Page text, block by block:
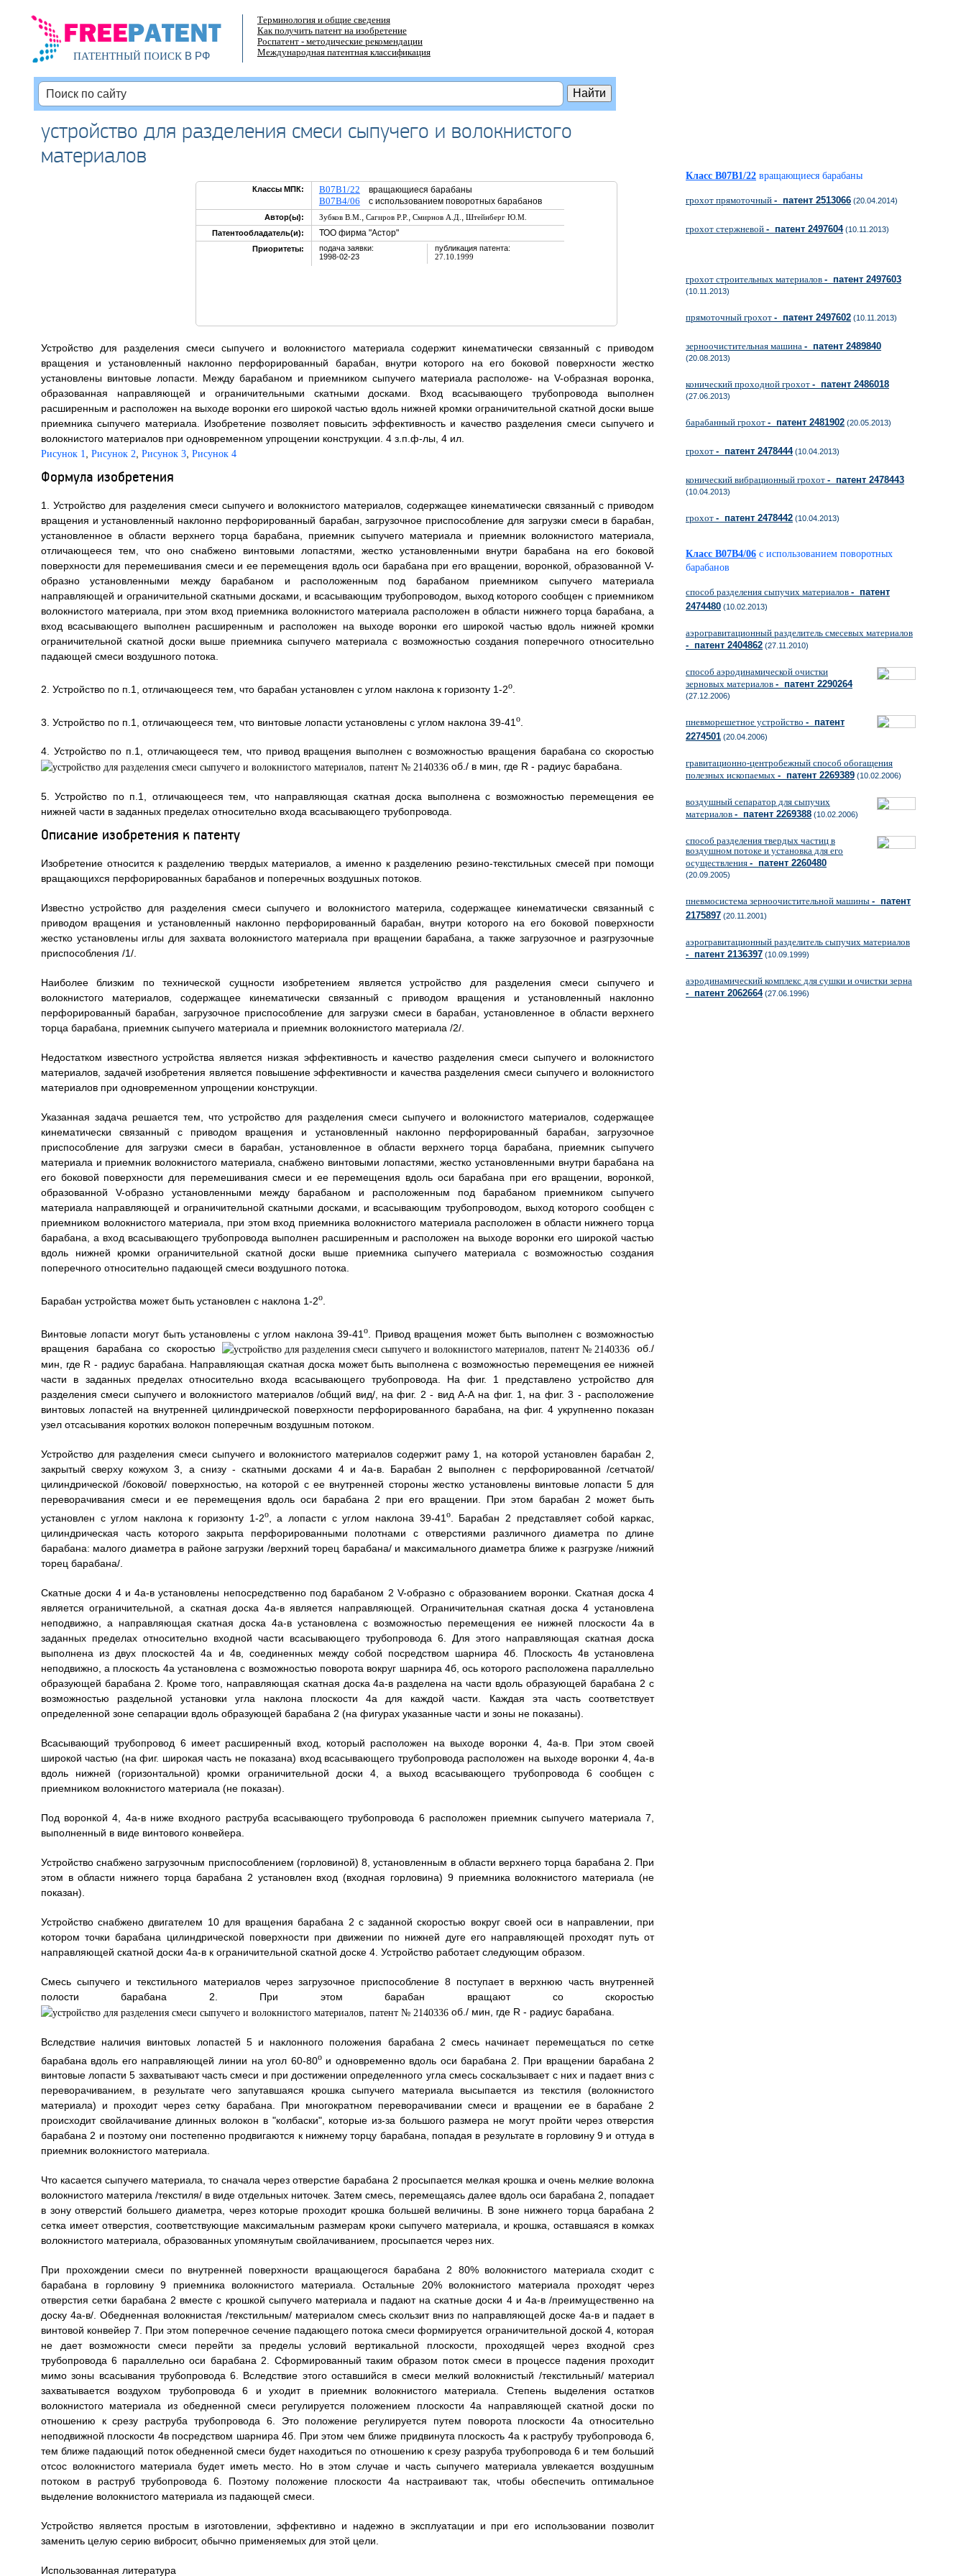
ПАТЕНТНЫЙ ПОИСКВ РФ
Терминология и общие сведения
Как получить патент на изобретение
Роспатент - методические рекомендации
Международная патентная классификация
устройство для разделения смеси сыпучего и волокнистого
материалов
Классы МПК: B07B1/22 вращающиеся барабаны
B07B4/06 с использованием поворотных барабанов
Автор(ы): Зубков В.М. , Сагиров Р.Р. , Смирнов А.Д. , Штейнберг Ю.М.
Патентообладатель(и):
ТОО фирма "Астор"
Приоритеты:
подача заявки:
1998-02-23
публикация патента:
27.10.1999
Устройство для разделения смеси сыпучего и волокнистого материала содержит кинематически связанный с приводом
вращения и установленный наклонно перфорированный барабан, внутри которого на его боковой поверхности жестко
установлены винтовые лопасти. Между барабаном и приемником сыпучего материала расположе- на V-образная воронка,
образованная направляющей и ограничительными скатными досками. Вход всасывающего трубопровода выполнен
расширенным и расположен на выходе воронки его широкой частью вдоль нижней кромки ограничительной скатной доски выше
приемника сыпучего материала. Изобретение позволяет повысить эффективность и качество разделения смеси сыпучего и
волокнистого материалов при одновременном упрощении конструкции. 4 з.п.ф-лы, 4 ил.
Рисунок 1 Рисунок 2 Рисунок 3, Рисунок 4
Формула изобретения
1. Устройство для разделения смеси сыпучего и волокнистого материалов, содержащее кинематически связанный с приводом
вращения и установленный наклонно перфорированный барабан, загрузочное приспособление для загрузки смеси в барабан,
установленное в области верхнего торца барабана, приемник сыпучего материала и приемник волокнистого материала,
отличающееся тем, что оно снабжено винтовыми лопастями, жестко установленными внутри барабана на его боковой
поверхности для перемешивания смеси и ее перемещения вдоль оси барабана при его вращении, воронкой, образованной V-
образно установленными между барабаном и расположенным под барабаном приемником сыпучего материала
направляющей и ограничительной скатными досками, и всасывающим трубопроводом, выход которого сообщен с приемником
волокнистого материала, при этом вход приемника волокнистого материала расположен в области нижнего торца барабана, а
вход всасывающего выполнен расширенным и расположен на выходе воронки его широкой частью вдоль нижней кромки
ограничительной скатной доски выше приемника сыпучего материала с возможностью создания поперечного относительно
падающей смеси воздушного потока.
2. Устройство по п.1, отличающееся тем, что барабан установлен с углом наклона к горизонту 1-2o.
3. Устройство по п.1, отличающееся тем, что винтовые лопасти установлены с углом наклона 39-41 o.
4. Устройство по п.1, отличающееся тем, что привод вращения выполнен с возможностью вращения барабана со скоростью
об./ в мин, где R - радиус барабана.
5. Устройство по п.1, отличающееся тем, что направляющая скатная доска выполнена с возможностью перемещения ее
нижней части в заданных пределах относительно входа всасывающего трубопровода.
Описание изобретения к патенту
Изобретение относится к разделению твердых материалов, а именно к разделению резино-текстильных смесей при помощи
вращающихся перфорированных барабанов и поперечных воздушных потоков.
Известно устройство для разделения смеси сыпучего и волокнистого материла, содержащее кинематически связанный с
приводом вращения и установленный наклонно перфорированный барабан, внутри которого на его боковой поверхности
жестко установлены иглы для захвата волокнистого материала при вращении барабана, а также загрузочное и разгрузочные
приспособления /1/.
Наиболее близким по технической сущности изобретением является устройство для разделения смеси сыпучего и
волокнистого материалов, содержащее кинематически связанный с приводом вращения и установленный наклонно
перфорированный барабан, загрузочное приспособление для загрузки смеси в барабан, установленное в области верхнего
торца барабана, приемник сыпучего материала и приемник волокнистого материала /2/.
Недостатком известного устройства является низкая эффективность и качество разделения смеси сыпучего и волокнистого
материалов, задачей изобретения является повышение эффективности и качества разделения смеси сыпучего и волокнистого
материалов при одновременном упрощении конструкции.
Указанная задача решается тем, что устройство для разделения смеси сыпучего и волокнистого материалов, содержащее
кинематически связанный с приводом вращения и установленный наклонно перфорированный барабан, загрузочное
приспособление для загрузки смеси в барабан, установленное в области верхнего торца барабана, приемник сыпучего
материала и приемник волокнистого материала, снабжено винтовыми лопастями, жестко установленными внутри барабана на
его боковой поверхности для перемешивания смеси и ее перемещения вдоль оси барабана при его вращении, воронкой,
образованной V-образно установленными между барабаном и расположенным под барабаном приемником сыпучего
материала направляющей и ограничительной скатными досками, и всасывающим трубопроводом, выход которого сообщен с
приемником волокнистого материала, при этом вход приемника волокнистого материала расположен в области нижнего торца
барабана, а вход всасывающего трубопровода выполнен расширенным и расположен на выходе воронки его широкой частью
вдоль нижней кромки ограничительной скатной доски выше приемника сыпучего материала с возможностью создания
поперечного относительно падающей смеси воздушного потока.
Барабан устройства может быть установлен с наклона 1-2o.
Винтовые лопасти могут быть установлены с углом наклона 39-41o
. Привод вращения может быть выполнен с возможностью
вращения барабана со скоростью
об./
мин, где R - радиус барабана. Направляющая скатная доска может быть выполнена с возможностью перемещения ее нижней
части в заданных пределах относительно входа всасывающего трубопровода. На фиг. 1 представлено устройство для
разделения смеси сыпучего и волокнистого материалов /общий вид/, на фиг. 2 - вид А-А на фиг. 1, на фиг. 3 - расположение
винтовых лопастей на внутренней цилиндрической поверхности перфорированного барабана, на фиг. 4 укрупненно показан
узел отсасывания коротких волокон поперечным воздушным потоком.
Устройство для разделения смеси сыпучего и волокнистого материалов содержит раму 1, на которой установлен барабан 2,
закрытый сверху кожухом 3, а снизу - скатными досками 4 и 4a-в. Барабан 2 выполнен с перфорированной /сетчатой/
цилиндрической /боковой/ поверхностью, на которой с ее внутренней стороны жестко установлены винтовые лопасти 5 для
переворачивания смеси и ее перемещения вдоль оси барабана 2 при его вращении. При этом барабан 2 может быть
установлен с углом наклона к горизонту 1-2o, а лопасти с углом наклона 39-41 o. Барабан 2 представляет собой каркас,
цилиндрическая часть которого закрыта перфорированными полотнами с отверстиями различного диаметра по длине
барабана: малого диаметра в районе загрузки /верхний торец барабана/ и максимального диаметра ближе к разгрузке /нижний
торец барабана/.
Скатные доски 4 и 4а-в установлены непосредственно под барабаном 2 V-образно с образованием воронки. Скатная доска 4
является ограничительной, а скатная доска 4а-в является направляющей. Ограничительная скатная доска 4 установлена
неподвижно, а направляющая скатная доска 4а-в установлена с возможностью перемещения ее нижней плоскости 4a в
заданных пределах относительно входной части всасывающего трубопровода 6. Для этого направляющая скатная доска
выполнена из двух плоскостей 4a и 4в, соединенных между собой посредством шарнира 4б. Плоскость 4в установлена
неподвижно, а плоскость 4a установлена с возможностью поворота вокруг шарнира 4б, ось которого расположена параллельно
образующей барабана 2. Кроме того, направляющая скатная доска 4а-в разделена на части вдоль образующей барабана 2 с
возможностью раздельной установки угла наклона плоскости 4a для каждой части. Каждая эта часть соответствует
определенной зоне сепарации вдоль образующей барабана 2 (на фигурах указанные части и зоны не показаны).
Всасывающий трубопровод 6 имеет расширенный вход, который расположен на выходе воронки 4, 4а-в. При этом своей
широкой частью (на фиг. широкая часть не показана) вход всасывающего трубопровода расположен на выходе воронки 4, 4а-в
вдоль нижней (горизонтальной) кромки ограничительной доски 4, а выход всасывающего трубопровода 6 сообщен с
приемником волокнистого материала (не показан).
Под воронкой 4, 4а-в ниже входного раструба всасывающего трубопровода 6 расположен приемник сыпучего материала 7,
выполненный в виде винтового конвейера.
Устройство снабжено загрузочным приспособлением (горловиной) 8, установленным в области верхнего торца барабана 2. При
этом в области нижнего торца барабана 2 установлен вход (входная горловина) 9 приемника волокнистого материала (не
показан).
Устройство снабжено двигателем 10 для вращения барабана 2 с заданной скоростью вокруг своей оси в направлении, при
котором точки барабана цилиндрической поверхности при движении по нижней дуге его направляющей проходят путь от
направляющей скатной доски 4a-в к ограничительной скатной доске 4. Устройство работает следующим образом.
Смесь сыпучего и текстильного материалов через загрузочное приспособление 8 поступает в верхнюю часть внутренней
полости барабана 2. При этом барабан вращают со скоростью
об./ мин, где R - радиус барабана.
Вследствие наличия винтовых лопастей 5 и наклонного положения барабана 2 смесь начинает перемещаться по сетке
барабана вдоль его направляющей линии на угол 60-80oи одновременно вдоль оси барабана 2. При вращении барабана 2
винтовые лопасти 5 захватывают часть смеси и при достижении определенного угла смесь соскальзывает с них и падает вниз с
переворачиванием, в результате чего запутавшаяся крошка сыпучего материала высыпается из текстиля (волокнистого
материала) и проходит через сетку барабана. При многократном переворачивании смеси и вращении ее в барабане 2
происходит свойлачивание длинных волокон в "колбаски", которые из-за большого размера не могут пройти через отверстия
барабана 2 и поэтому они постепенно продвигаются к нижнему торцу барабана, попадая в результате в горловину 9 и оттуда в
приемник волокнистого материала.
Что касается сыпучего материала, то сначала через отверстие барабана 2 просыпается мелкая крошка и очень мелкие волокна
волокнистого материла /текстиля/ в виде отдельных ниточек. Затем смесь, перемещаясь далее вдоль оси барабана 2, попадает
в зону отверстий большего диаметра, через которые проходит крошка большей величины. В зоне нижнего торца барабана 2
сетка имеет отверстия, соответствующие максимальным размерам кроки сыпучего материала, и крошка, оставшаяся в комках
волокнистого материала, образованных упомянутым свойлачиванием, просыпается через них.
При прохождении смеси по внутренней поверхности вращающегося барабана 2 80% волокнистого материала сходит с
барабана в горловину 9 приемника волокнистого материала. Остальные 20% волокнистого материала проходят через
отверстия сетки барабана 2 вместе с крошкой сыпучего материала и падают на скатные доски 4 и 4а-в /преимущественно на
доску 4а-в/. Обедненная волокнистая /текстильным/ материалом смесь скользит вниз по направляющей доске 4а-в и падает в
винтовой конвейер 7. При этом поперечное сечение падающего потока смеси формируется ограничительной доской 4, которая
не дает возможности смеси перейти за пределы условий вертикальной плоскости, проходящей через входной срез
трубопровода 6 параллельно оси барабана 2. Сформированный таким образом поток смеси в процессе падения проходит
мимо зоны всасывания трубопровода 6. Вследствие этого оставшийся в смеси мелкий волокнистый /текстильный/ материал
захватывается воздухом трубопровода 6 и уходит в приемник волокнистого материала. Степень выделения остатков
волокнистого материала из обедненной смеси регулируется положением плоскости 4а направляющей скатной доски по
отношению к срезу раструба трубопровода 6. Это положение регулируется путем поворота плоскости 4а относительно
неподвижной плоскости 4в посредством шарнира 4б. При этом чем ближе придвинута плоскость 4а к раструбу трубопровода 6,
тем ближе падающий поток обедненной смеси будет находиться по отношению к срезу разруба трубопровода 6 и тем больший
отсос волокнистого материала будет иметь место. Но в этом случае и часть сыпучего материала увлекается воздушным
потоком в раструб трубопровода 6. Поэтому положение плоскости 4а настраивают так, чтобы обеспечить оптимальное
выделение волокнистого материала из падающей смеси.
Устройство является простым в изготовлении, эффективно и надежно в эксплуатации и при его использовании позволит
заменить целую серию вибросит, обычно применяемых для этой цели.
Использованная литература
Класс B07B1/22 вращающиеся барабаны
грохот прямоточный - патент 2513066 (20.04.2014)
грохот стержневой - патент 2497604(10.11.2013)
грохот строительных материалов - патент 2497603
(10.11.2013)
прямоточный грохот - патент 2497602 (10.11.2013)
зерноочистительная машина - патент 2489840
(20.08.2013)
конический проходной грохот - патент 2486018
(27.06.2013)
барабанный грохот - патент 2481902 (20.05.2013)
грохот - патент 2478444(10.04.2013)
конический вибрационный грохот - патент 2478443
(10.04.2013)
грохот - патент 2478442 (10.04.2013)
Класс B07B4/06 с использованием поворотных
барабанов
способ разделения сыпучих материалов - патент
2474480 (10.02.2013)
аэрогравитационный разделитель смесевых материалов
- патент 2404862 (27.11.2010)
способ аэродинамической очистки
зерновых материалов - патент 2290264
(27.12.2006)
пневморешетное устройство - патент
2274501 (20.04.2006)
гравитационно-центробежный способ обогащения
полезных ископаемых - патент 2269389 (10.02.2006)
воздушный сепаратор для сыпучих
материалов - патент 2269388 (10.02.2006)
способ разделения твердых частиц в
воздушном потоке и установка для его
осуществления - патент 2260480
(20.09.2005)
пневмосистема зерноочистительной машины - патент
2175897 (20.11.2001)
аэрогравитационный разделитель сыпучих материалов
- патент 2136397 (10.09.1999)
аэродинамический комплекс для сушки и очистки зерна
- патент 2062664(27.06.1996)